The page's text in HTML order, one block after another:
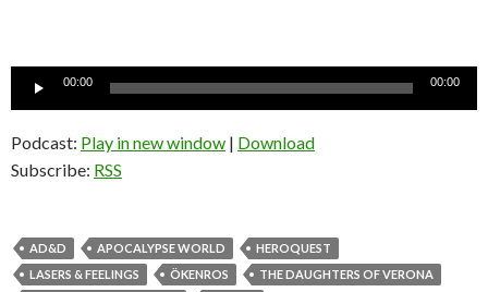
Ljudspelare
00:00 00:00
Podcast: Play in new window | Download
Subscribe: RSS
AD&D APOCALYPSE WORLD
HEROQUEST
LASERS & FEELINGS
ÖKENROS
THE DAUGHTERS OF VERONA